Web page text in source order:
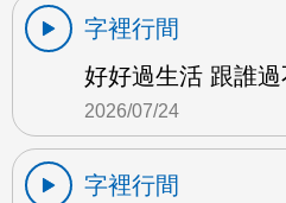
字裡行間
好好過生活 跟誰
2026/07/24
字裡行間